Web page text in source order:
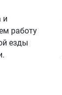
и
работу
езды